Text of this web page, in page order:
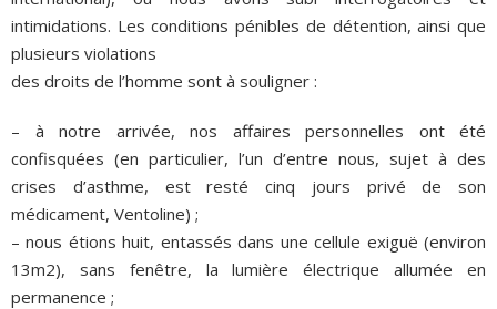
intimidations. Les conditions pénibles de détention, ainsi que
plusieurs violations
des droits de l’homme sont à souligner :
– à notre arrivée, nos affaires personnelles ont été
confisquées (en particulier, l’un d’entre nous, sujet à des
crises d’asthme, est resté cinq jours privé de son
médicament, Ventoline) ;
– nous étions huit, entassés dans une cellule exiguë (environ
13m2), sans fenêtre, la lumière électrique allumée en
permanence ;